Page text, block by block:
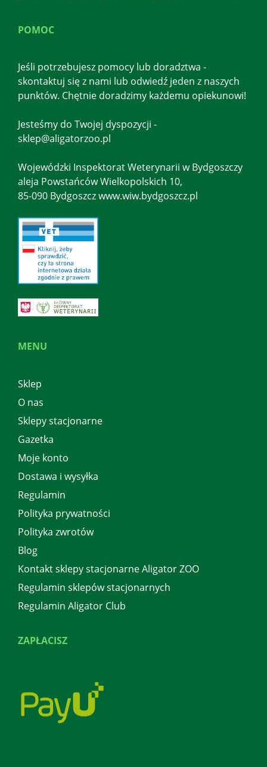
MENU
Sklep
O nas
Sklepy stacjonarne
Gazetka
Moje konto
Dostawa i wysyłka
Regulamin
Polityka prywatności
Polityka zwrotów
Blog
Kontakt sklepy stacjonarne Aligator ZOO
Regulamin sklepów stacjonarnych
Regulamin Aligator Club
ZAPŁACISZ
POMOC
Jeśli potrzebujesz pomocy lub doradztwa -
skontaktuj się z nami lub odwiedź jeden z naszych
punktów. Chętnie doradzimy każdemu opiekunowi!
Jesteśmy do Twojej dyspozycji -
sklep@aligatorzoo.pl
Wojewódzki Inspektorat Weterynarii w Bydgoszczy
aleja Powstańców Wielkopolskich 10,
85-090 Bydgoszcz www.wiw.bydgoszcz.pl